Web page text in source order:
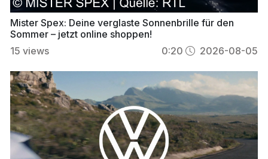
Mister Spex: Deine verglaste Sonnenbrille für den
Sommer – jetzt online shoppen!
15 views 0:20 2026-08-05